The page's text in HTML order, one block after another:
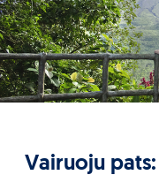
Vairuoju